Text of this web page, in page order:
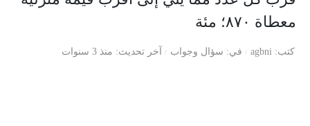
معطاة ٨٧٠؛ مئة
كتب agbni في سؤال وجواب آخر تحديث منذ 3 سنوات